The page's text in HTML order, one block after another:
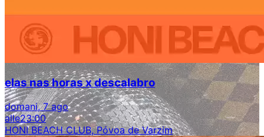
elas nas horas x descalabro
domani, 7 ago
alle23:00
HONI BEACH CLUB, Póvoa de Varzim